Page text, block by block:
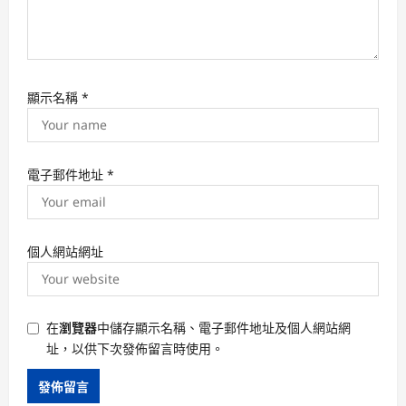
顯示名稱 *
電子郵件地址 *
個人網站網址
在瀏覽器中儲存顯示名稱、電子郵件地址及個人網站網
址，以供下次發佈留言時使用。